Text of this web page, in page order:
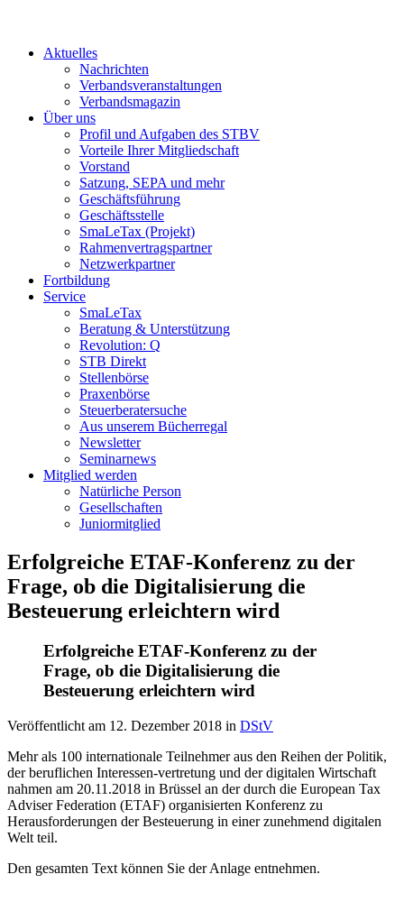
Aktuelles
Nachrichten
Verbandsveranstaltungen
Verbandsmagazin
Über uns
Profil und Aufgaben des STBV
Vorteile Ihrer Mitgliedschaft
Vorstand
Satzung, SEPA und mehr
Geschäftsführung
Geschäftsstelle
SmaLeTax (Projekt)
Rahmenvertragspartner
Netzwerkpartner
Fortbildung
Service
SmaLeTax
Beratung & Unterstützung
Revolution: Q
STB Direkt
Stellenbörse
Praxenbörse
Steuerberatersuche
Aus unserem Bücherregal
Newsletter
Seminarnews
Mitglied werden
Natürliche Person
Gesellschaften
Juniormitglied
Erfolgreiche ETAF-Konferenz zu der
Frage, ob die Digitalisierung die
Besteuerung erleichtern wird
Erfolgreiche ETAF-Konferenz zu der
Frage, ob die Digitalisierung die
Besteuerung erleichtern wird
Veröffentlicht am 12. Dezember 2018 in DStV
Mehr als 100 internationale Teilnehmer aus den Reihen der Politik,
der beruflichen Interessen-vertretung und der digitalen Wirtschaft
nahmen am 20.11.2018 in Brüssel an der durch die European Tax
Adviser Federation (ETAF) organisierten Konferenz zu
Herausforderungen der Besteuerung in einer zunehmend digitalen
Welt teil.
Den gesamten Text können Sie der Anlage entnehmen.